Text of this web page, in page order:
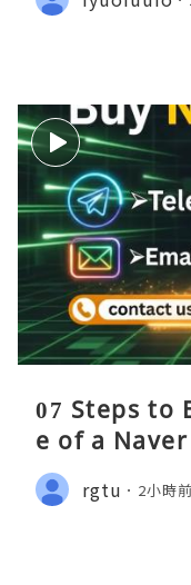
07 Steps to
e of a
rgtu 2小時前